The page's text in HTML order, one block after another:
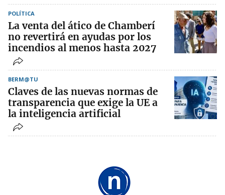
POLÍTICA
La venta del ático de Chamberí
no revertirá en ayudas por los
incendios al menos hasta 2027
BERM@TU
Claves de las nuevas normas de
transparencia que exige la UE a
la inteligencia artificial